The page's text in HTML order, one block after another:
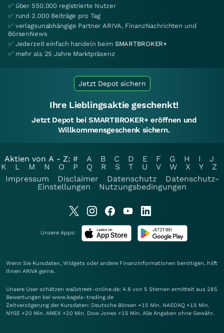
✅ über 550.000 registrierte Nutzer
✅ rund 2.000 Beiträge pro Tag
✅ verlagsunabhängige Partner ARIVA, FinanzNachrichten und
BörsenNews
✅ Jederzeit einfach handeln beim SMARTBROKER+
✅ mehr als 25 Jahre Marktpräsenz
Jetzt Depot sichern
Ihre Lieblingsaktie geschenkt!
Jetzt Depot bei SMARTBROKER+ eröffnen und
Willkommensgeschenk sichern.
Aktien von A - Z: # A B C D E F G H I
J
K
L M N O P Q R S T U V W X Y
Z
Impressum
Disclaimer Datenschutz
Datenschutz-
Einstellungen
Nutzungsbedingungen
Unsere Apps:
Wenn Sie Kursdaten, Widgets oder andere Finanzinformationen benötigen, hilft
Ihnen ARIVA gerne.
Unsere User schätzen wallstreet-online.de: 4.8 von 5 Sternen ermittelt aus 285
Bewertungen bei www.kagels-trading.de
Zeitverzögerung der Kursdaten: Deutsche Börsen +15 Min. NASDAQ +15 Min.
NYSE +20 Min. AMEX +20 Min. Dow Jones +15 Min. Alle Angaben ohne Gewähr.